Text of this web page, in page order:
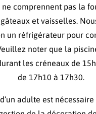
ne comprennent pas la
gâteaux et vaisselles.
un réfrigérateur pour
noter que la
les créneaux de
de 17h10 à 17h30.
adulte est